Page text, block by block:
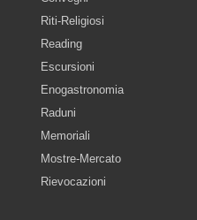
Riti-Religiosi
Reading
Escursioni
Enogastronomia
Raduni
Memoriali
Mostre-Mercato
Rievocazioni